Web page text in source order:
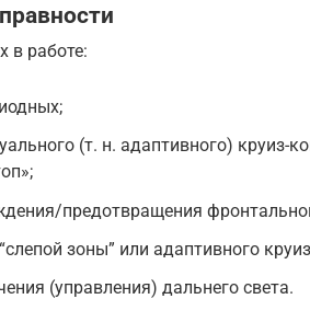
в работе:
(т. н. адаптивного) круиз-
предотвращения
зоны” или адаптивного
(управления) дальнего света.